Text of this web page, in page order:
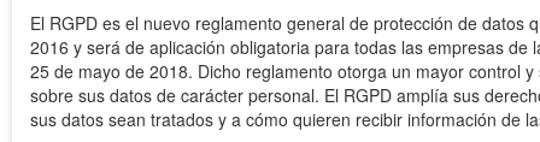
El RGPD es el nuevo reglamento general de protección de datos
2016 y será de aplicación obligatoria para todas las empresas de
25 de mayo de 2018. Dicho reglamento otorga un mayor control
sobre sus datos de carácter personal. El RGPD amplía sus
sus datos sean tratados y a cómo quieren recibir información de